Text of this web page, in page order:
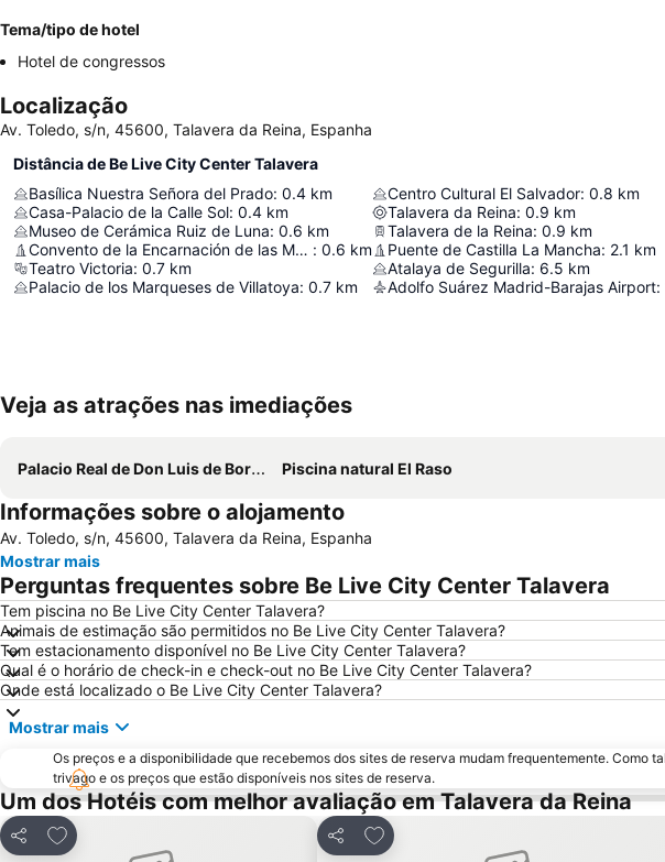
Tema/tipo de hotel
Hotel de congressos
Localização
Av. Toledo, s/n, 45600, Talavera da Reina, Espanha
Distância de Be Live City Center Talavera
Basílica Nuestra Señora del Prado: 0.4 km
Casa-Palacio de la Calle Sol: 0.4 km
Museo de Cerámica Ruiz de Luna: 0.6 km
Convento de la Encarnación de las Madres Bernardas : 0.6 km
Teatro Victoria: 0.7 km
Palacio de los Marqueses de Villatoya: 0.7 km
Centro Cultural El Salvador: 0.8 km
Talavera da Reina: 0.9 km
Talavera de la Reina: 0.9 km
Puente de Castilla La Mancha: 2.1 km
Atalaya de Segurilla: 6.5 km
Adolfo Suárez Madrid-Barajas Airport:
Veja as atrações nas imediações
Palacio Real de Don Luis de Borbón y Farnesio Piscina natural El Raso
Informações sobre o alojamento
Av. Toledo, s/n, 45600, Talavera da Reina, Espanha
Mostrar mais
Perguntas frequentes sobre Be Live City Center Talavera
Tem piscina no Be Live City Center Talavera?
Animais de estimação são permitidos no Be Live City Center Talavera?
Tem estacionamento disponível no Be Live City Center Talavera?
Qual é o horário de check-in e check-out no Be Live City Center Talavera?
Onde está localizado o Be Live City Center Talavera?
Mostrar mais
Os preços e a disponibilidade que recebemos dos sites de reserva mudam frequentemente. Como
trivago e os preços que estão disponíveis nos sites de reserva.
Um dos Hotéis com melhor avaliação em Talavera da Reina
Partilhar
Adicionar aos favoritos
Partilhar
Adicionar aos favoritos